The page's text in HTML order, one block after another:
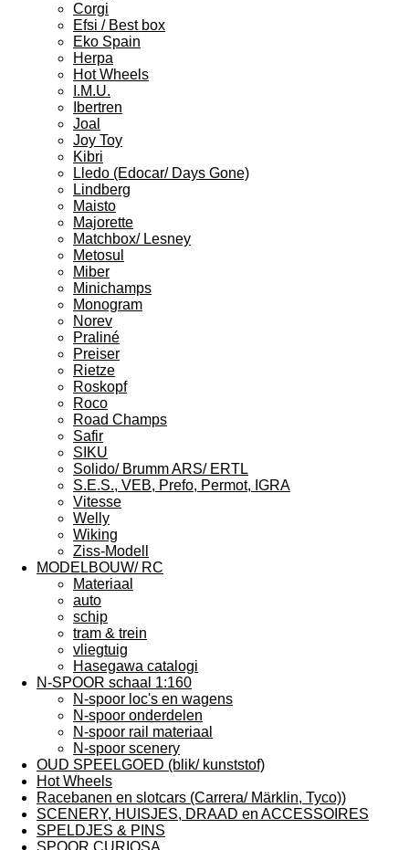
Corgi
Efsi / Best box
Eko Spain
Herpa
Hot Wheels
I.M.U.
Ibertren
Joal
Joy Toy
Kibri
Lledo (Edocar/ Days Gone)
Lindberg
Maisto
Majorette
Matchbox/ Lesney
Metosul
Miber
Minichamps
Monogram
Norev
Praliné
Preiser
Rietze
Roskopf
Roco
Road Champs
Safir
SIKU
Solido/ Brumm ARS/ ERTL
S.E.S., VEB, Prefo, Permot, IGRA
Vitesse
Welly
Wiking
Ziss-Modell
MODELBOUW/ RC
Materiaal
auto
schip
tram & trein
vliegtuig
Hasegawa catalogi
N-SPOOR schaal 1:160
N-spoor loc's en wagens
N-spoor onderdelen
N-spoor rail materiaal
N-spoor scenery
OUD SPEELGOED (blik/ kunststof)
Hot Wheels
Racebanen en slotcars (Carrera/ Märklin, Tyco))
SCENERY, HUISJES, DRAAD en ACCESSOIRES
SPELDJES & PINS
SPOOR CURIOSA